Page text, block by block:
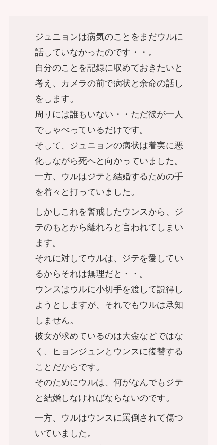
ジュニョンは病気のことをまだウルに
話していなかったのです・・。
自分のことを記録に収めておきたいと
考え、カメラの前で病状と余命の話し
をします。
周りには誰もいない・・ただ彼が一人
でしゃべっているだけです。
そして、ジュニョンの病状は着実に悪
化しながら死へと向かっていました。
一方、ウルはジテと結婚するための手
を着々と打っていました。
しかしこれを警戒したウンスから、ジ
テのもとから離れろと言われてしまい
ます。
それに対してウルは、ジテを愛してい
るからそれは無理だと・・。
ウンスはウルに小切手を渡して説得し
ようとしますが、それでもウルは承知
しません。
彼女が求めているのは大金などではな
く、ヒョンジュンとウンスに復讐する
ことだからです。
そのためにウルは、何がなんでもジテ
と結婚しなければならないのです。
一方、ウルはウンスに罵倒されて傷つ
いていました。